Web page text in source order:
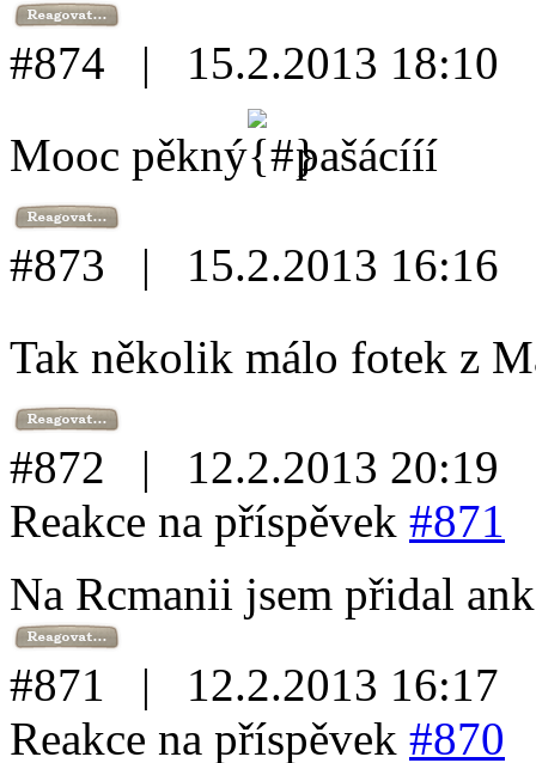
#874 | 15.2.2013
Mooc pěkný
pašácííí
#873 | 15.2.2013
Tak několik málo fotek z
#872 | 12.2.2013
Reakce na příspěvek #871
Na Rcmanii jsem přidal
#871 | 12.2.2013
Reakce na příspěvek #870